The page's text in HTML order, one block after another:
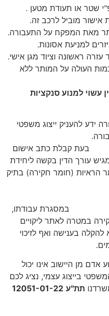
שטר או תעודת מטען .
מוביל לרכב זה.
מאת המפקח על התעבורה.
למניעת אסונות.
ראשונה וציוד מגן אישי.
העולה על המותר ללא
עשוי למנוע סנקציות
ידע להעניק ייצוג משפטי
המשפט לתעבורה.
אישום
עורך הדין בקשה ליחידת
הראיות (חומר חקירה) בתיק
במטרה לאתר ליקויים
בענישה ואף לזיכוי
אדם מן היישוב אינו יכול
בייצוג עצמי, נציג לכם
תת"ע 12051-01-22
בצפת.